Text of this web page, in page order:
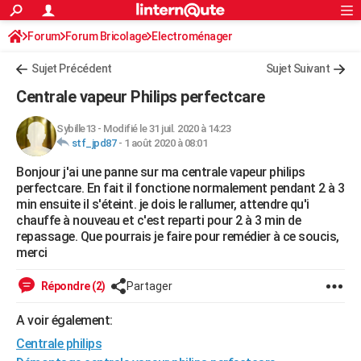
ACTUALITÉS
Politique
Société
Faits Divers
Education
Monde
Villes
+
FINANCE
Retraite
Impôts
Epargne
Immobilier
Risques naturels par ville
Banque
Assurance
Crédit
AUTO
Essais
Réserver un essai
Citadines
Berlines
SUV
Forum auto
+HIGH-TECH
Mobiles
Meilleur smartphone
Internet
Ordinateurs
Jeux vidéo
Guide high-tech
+BRICOLAGE
Forum
Aménagement intérieur
Extérieur
Cuisine
Salle de bains
Jardinage
Rangement
WEEK-END
Guides de France
Escapades
Patrimoine
Expositions
Musées
Week-end nature
LIFESTYLE
SANTE
Alimentation
Guide de la santé
Maladies
Médicaments
Sommeil
VOYAGE
S'inscrire
Connexion
Forum Forum Bricolage Electroménager
Sujet Précédent Sujet Suivant
Centrale vapeur Philips perfectcare
Sybille13- Modifié le 31 juil. 2020 à 14:23
stf_jpd87- 1 août 2020 à 08:01
Bonjour j'ai une panne sur ma centrale vapeur philips
perfectcare. En fait il fonctione normalement pendant 2 à 3
min ensuite il s'éteint. je dois le rallumer, attendre qu'i
chauffe à nouveau et c'est reparti pour 2 à 3 min de
repassage. Que pourrais je faire pour remédier à ce soucis,
merci
Répondre (2) Partager
A voir également:
Centrale philips